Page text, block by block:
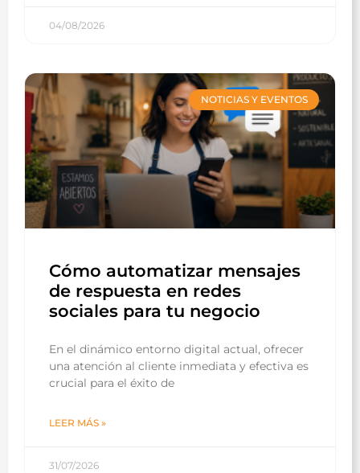
04/08/2026
NOTICIAS Y EVENTOS
Cómo automatizar mensajes
de respuesta en redes
sociales para tu negocio
En el dinámico entorno digital actual, ofrecer
una atención al cliente inmediata y efectiva es
crucial para el éxito de
LEER MÁS »
31/07/2026